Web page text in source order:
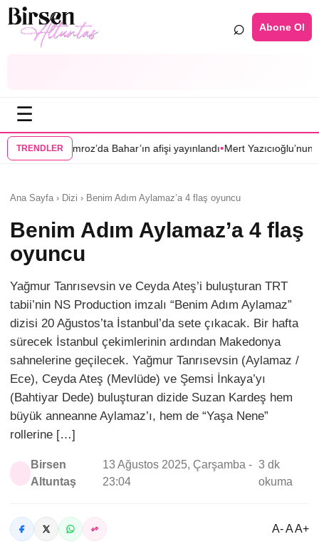
⌕ Abone Ol
☰
TRENDLER
Bahar’ın afişi yayınlandı•Mert Yazıcıoğlu’nun Aras dizisi ilkbahara
Ana Sayfa › Dizi › Benim Adım Aylamaz’a 4 flaş oyuncu
Benim Adım Aylamaz’a 4 flaş
oyuncu
Yağmur Tanrısevsin ve Ceyda Ateş’i buluşturan TRT
tabii’nin NS Production imzalı “Benim Adım Aylamaz”
dizisi 20 Ağustos’ta İstanbul’da sete çıkacak. Bir hafta
sürecek İstanbul çekimlerinin ardından Makedonya
sahnelerine geçilecek. Yağmur Tanrısevsin (Aylamaz /
Ece), Ceyda Ateş (Mevlüde) ve Şemsi İnkaya’yı
(Bahtiyar Dede) buluşturan dizide Suzan Kardeş hem
büyük anneanne Aylamaz’ı, hem de “Yaşa Nene”
rollerine […]
Birsen
Altuntaş
13 Ağustos 2025, Çarşamba -
23:04
3 dk
okuma
A- A A+